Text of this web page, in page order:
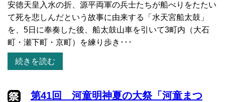
安徳天皇入水の折、源平両軍の兵士たちが船べりをたたい
て死を悲しんだという故事に由来する「水天宮船太鼓」
を、5日に奉奏した後、船太鼓山車を引いて3町内（大石
町・瀬下町・京町）を練り歩き･･･
続きを読む
第41回 河童明神夏の大祭「河童まつ